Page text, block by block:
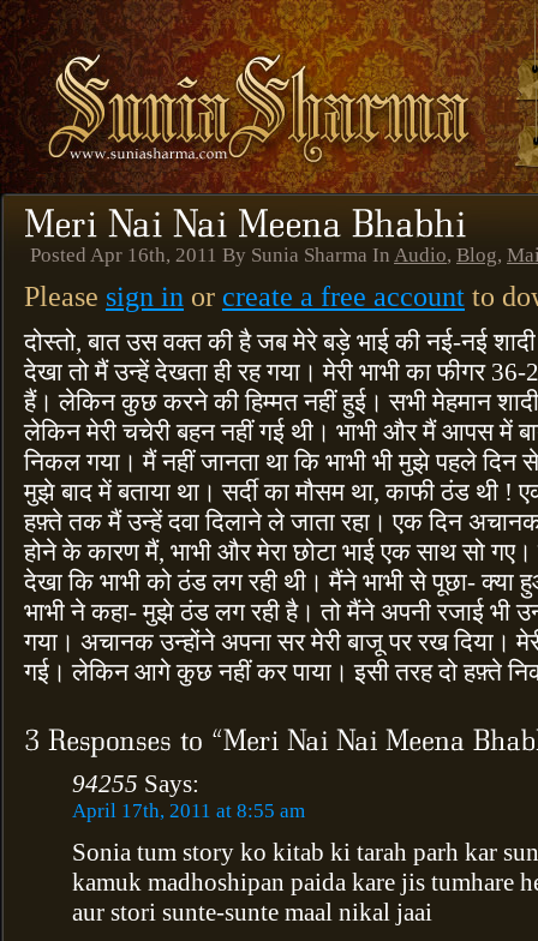
Posted Apr 16th, 2011 By Sunia Sharma In Audio, Blog,
Please sign in or create a free account to
दोस्तो, बात उस वक्त की है जब मेरे बड़े भाई की नई-नई
देखा तो मैं उन्हें देखता ही रह गया। मेरी भाभी का फीगर
हैं। लेकिन कुछ करने की हिम्मत नहीं हुई। सभी मेहमान
लेकिन मेरी चचेरी बहन नहीं गई थी। भाभी और मैं आपस में
निकल गया। मैं नहीं जानता था कि भाभी भी मुझे पहले दिन
मुझे बाद में बताया था। सर्दी का मौसम था, काफी ठंड थी !
हफ़्ते तक मैं उन्हें दवा दिलाने ले जाता रहा। एक दिन
होने के कारण मैं, भाभी और मेरा छोटा भाई एक साथ सो
देखा कि भाभी को ठंड लग रही थी। मैंने भाभी से पूछा- क्या
भाभी ने कहा- मुझे ठंड लग रही है। तो मैंने अपनी रजाई भी
गया। अचानक उन्होंने अपना सर मेरी बाजू पर रख दिया। मेरी
गई। लेकिन आगे कुछ नहीं कर पाया। इसी तरह दो हफ़्ते
94255 Says:
April 17th, 2011 at 8:55 am
Sonia tum story ko kitab ki tarah parh kar
kamuk madhoshipan paida kare jis tumhare
aur stori sunte-sunte maal nikal jaai